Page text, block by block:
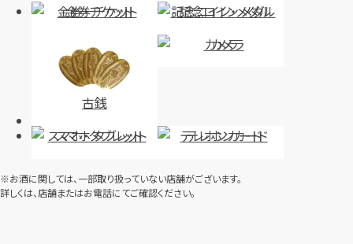
金券・チケット
記念コイン・メダル
古銭
カメラ
スマホ・タブレット テレホンカード
※お酒に関しては、一部取り扱っていない店舗がございます。
詳しくは、店舗またはお電話にてご確認ください。